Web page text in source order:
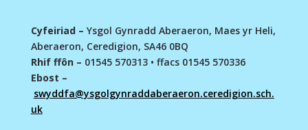
Cyfeiriad – Ysgol Gynradd Aberaeron, Maes yr Heli,
Aberaeron, Ceredigion, SA46 0BQ
Rhif ffôn – 01545 570313 • ffacs 01545 570336
Ebost –
swyddfa@ysgolgynraddaberaeron.ceredigion.sch.
uk